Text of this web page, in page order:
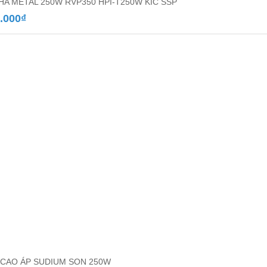
₫
ÁP SUDIUM SON 250W